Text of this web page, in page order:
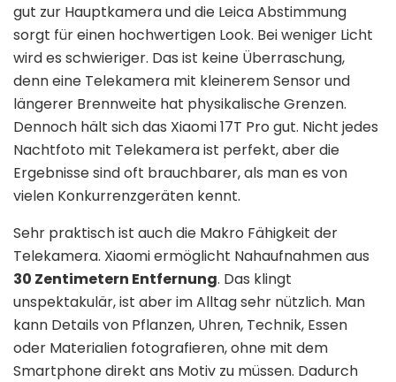
gut zur Hauptkamera und die Leica Abstimmung
sorgt für einen hochwertigen Look. Bei weniger Licht
wird es schwieriger. Das ist keine Überraschung,
denn eine Telekamera mit kleinerem Sensor und
längerer Brennweite hat physikalische Grenzen.
Dennoch hält sich das Xiaomi 17T Pro gut. Nicht jedes
Nachtfoto mit Telekamera ist perfekt, aber die
Ergebnisse sind oft brauchbarer, als man es von
vielen Konkurrenzgeräten kennt.
Sehr praktisch ist auch die Makro Fähigkeit der
Telekamera. Xiaomi ermöglicht Nahaufnahmen aus
30 Zentimetern Entfernung. Das klingt
unspektakulär, ist aber im Alltag sehr nützlich. Man
kann Details von Pflanzen, Uhren, Technik, Essen
oder Materialien fotografieren, ohne mit dem
Smartphone direkt ans Motiv zu müssen. Dadurch